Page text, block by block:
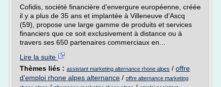
Cofidis, société financière d'envergure européenne, créée
il y a plus de 35 ans et implantée à Villeneuve d'Ascq
(59), propose une large gamme de produits et services
financiers que ce soit exclusivement à distance ou à
travers ses 650 partenaires commerciaux en...
Lire la suite
Thèmes liés : assistant marketing alternance rhone alpes / offre
d'emploi rhone alpes alternance / offre alternance marketing